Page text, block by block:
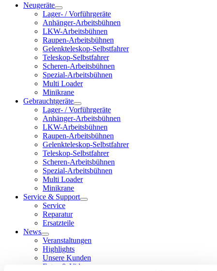
Neugeräte
Lager- / Vorführgeräte
Anhänger-Arbeitsbühnen
LKW-Arbeitsbühnen
Raupen-Arbeitsbühnen
Gelenkteleskop-Selbstfahrer
Teleskop-Selbstfahrer
Scheren-Arbeitsbühnen
Spezial-Arbeitsbühnen
Multi Loader
Minikrane
Gebrauchtgeräte
Lager- / Vorführgeräte
Anhänger-Arbeitsbühnen
LKW-Arbeitsbühnen
Raupen-Arbeitsbühnen
Gelenkteleskop-Selbstfahrer
Teleskop-Selbstfahrer
Scheren-Arbeitsbühnen
Spezial-Arbeitsbühnen
Multi Loader
Minikrane
Service & Support
Service
Reparatur
Ersatzteile
News
Veranstaltungen
Highlights
Unsere Kunden
Fotos & Videos